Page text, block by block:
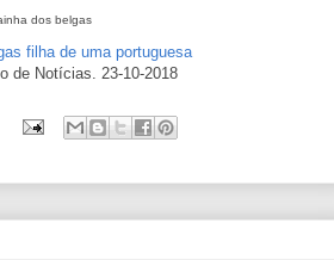
dos belgas
filha de uma portuguesa
de Notícias. 23-10-2018